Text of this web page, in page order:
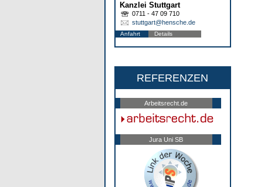
Kanzlei Stuttgart
0711 - 47 09 710
stuttgart@hensche.de
Anfahrt Details
REFERENZEN
Arbeitsrecht.de
Jura Uni SB